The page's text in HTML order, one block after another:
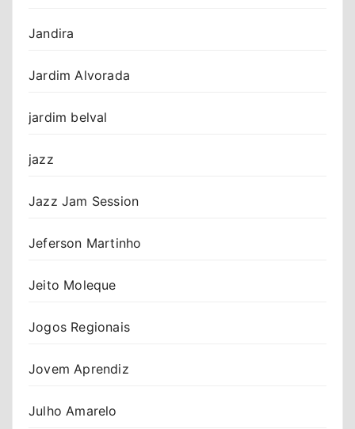
Jandira
Jardim Alvorada
jardim belval
jazz
Jazz Jam Session
Jeferson Martinho
Jeito Moleque
Jogos Regionais
Jovem Aprendiz
Julho Amarelo